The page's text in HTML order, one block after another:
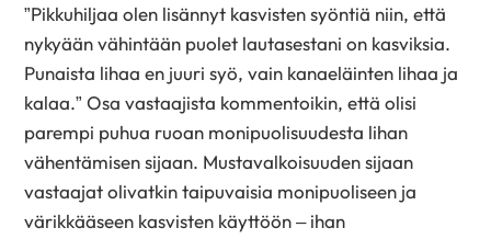
”Pikkuhiljaa olen lisännyt kasvisten syöntiä niin, että
nykyään vähintään puolet lautasestani on kasviksia.
Punaista lihaa en juuri syö, vain kanaeläinten lihaa ja
kalaa.” Osa vastaajista kommentoikin, että olisi
parempi puhua ruoan monipuolisuudesta lihan
vähentämisen sijaan. Mustavalkoisuuden sijaan
vastaajat olivatkin taipuvaisia monipuoliseen ja
värikkääseen kasvisten käyttöön – ihan